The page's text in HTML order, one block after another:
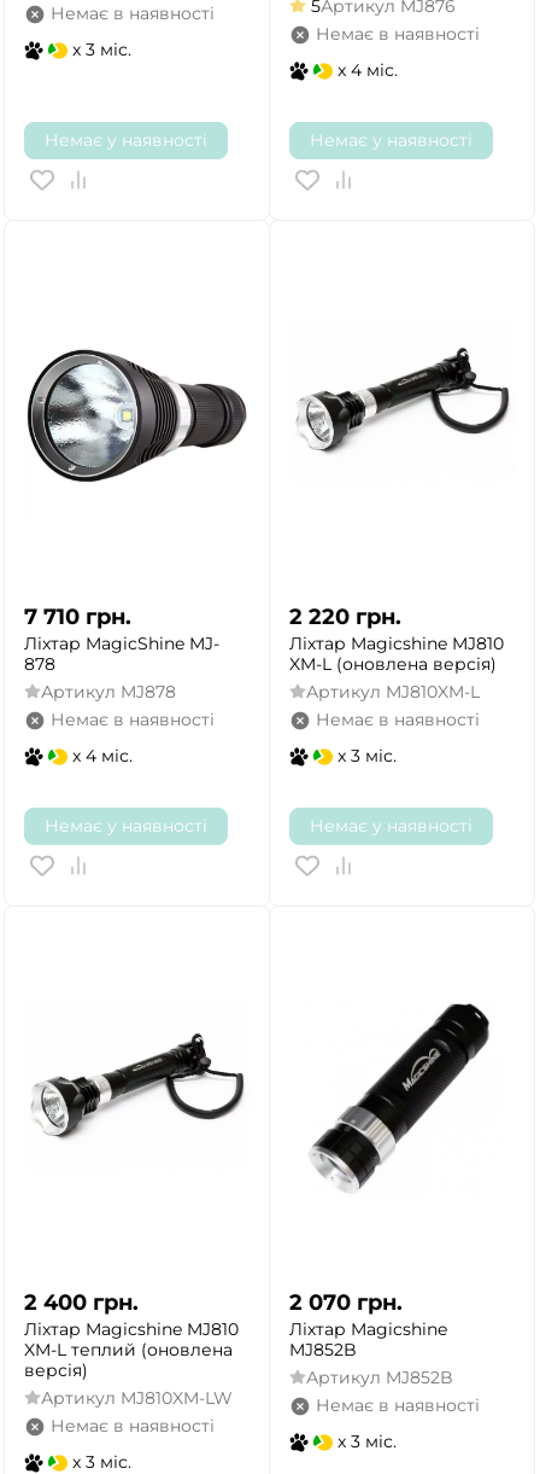
Немає в наявності
x 3 міс.
Немає у наявності
5Артикул MJ876
Немає в наявності
x 4 міс.
Немає у наявності
7 710 грн.
Ліхтар MagicShine MJ-
878
Артикул MJ878
Немає в наявності
x 4 міс.
Немає у наявності
2 220 грн.
Ліхтар Magicshine MJ810
XM-L (оновлена версія)
Артикул MJ810XM-L
Немає в наявності
x 3 міс.
Немає у наявності
2 400 грн.
Ліхтар Magicshine MJ810
XM-L теплий (оновлена
версія)
Артикул MJ810XM-LW
Немає в наявності
x 3 міс.
2 070 грн.
Ліхтар Magicshine
MJ852B
Артикул MJ852B
Немає в наявності
x 3 міс.